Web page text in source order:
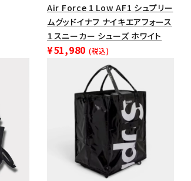
人気ワード
Tシャツ・ロングスリーブ
キャップ・ハット
ショルダー・ウエストバッグ
ブラックスウェット
る
Air Force 1 Low AF1 シュプリー
ムグッドイナフ ナイキエアフォース
１スニーカー シューズ ホワイト
¥51,980 (税込)